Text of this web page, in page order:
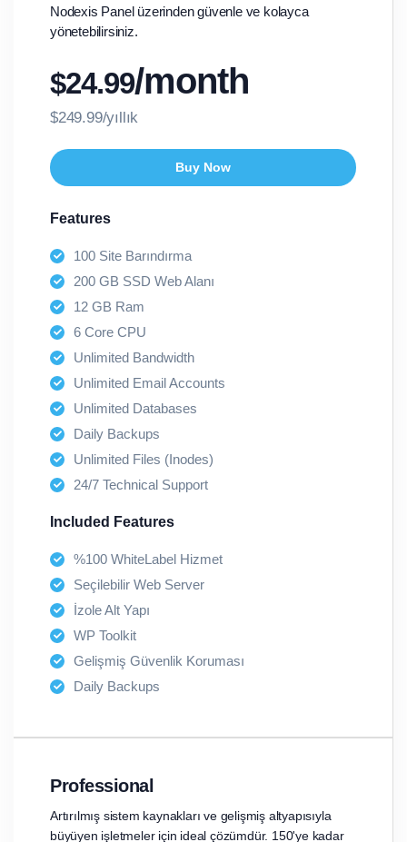
Nodexis Panel üzerinden güvenle ve kolayca
yönetebilirsiniz.
$24.99/month
$249.99/yıllık
Buy Now
Features
100 Site Barındırma
200 GB SSD Web Alanı
12 GB Ram
6 Core CPU
Unlimited Bandwidth
Unlimited Email Accounts
Unlimited Databases
Daily Backups
Unlimited Files (Inodes)
24/7 Technical Support
Included Features
%100 WhiteLabel Hizmet
Seçilebilir Web Server
İzole Alt Yapı
WP Toolkit
Gelişmiş Güvenlik Koruması
Daily Backups
Professional
Artırılmış sistem kaynakları ve gelişmiş altyapısıyla
büyüyen işletmeler için ideal çözümdür. 150'ye kadar